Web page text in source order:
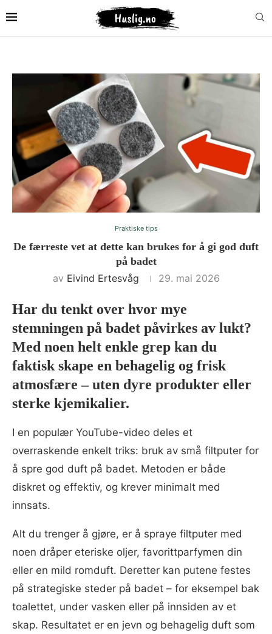
Praktiske tips
De færreste vet at dette kan brukes for å gi god duft
på badet
av Eivind Ertesvåg 29. mai 2026
Har du tenkt over hvor mye
stemningen på badet påvirkes av lukt?
Med noen helt enkle grep kan du
faktisk skape en behagelig og frisk
atmosfære – uten dyre produkter eller
sterke kjemikalier.
I en populær YouTube-video deles et
overraskende enkelt triks: bruk av små filtputer for
å spre god duft på badet. Metoden er både
diskret og effektiv, og krever minimalt med
innsats.
Alt du trenger å gjøre, er å spraye filtputer med
noen dråper eteriske oljer, favorittparfymen din
eller en mild romduft. Deretter kan putene festes
på strategiske steder på badet – for eksempel bak
toalettet, under vasken eller på innsiden av et
skap. Resultatet er en jevn og behagelig duft som